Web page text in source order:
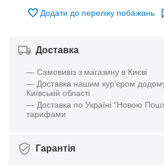
Додати до переліку побажань
Доставка
— Самовивіз з магазину в Києві
— Доставка нашим кур'єром
Київській області
— Доставка по Україні "Новою
тарифами
Гарантія